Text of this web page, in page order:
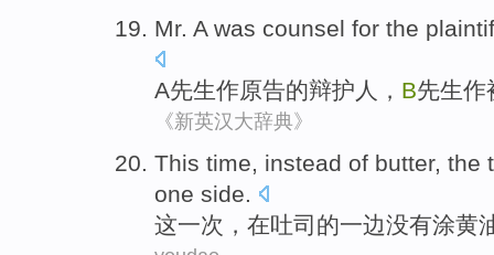
Mr. A was counsel for the
A先生作原告的辩护人 ， B先生作
《新英汉大辞典》
This time, instead of butter, the
one side.
这一次 ， 在吐司 的一边没有涂黄